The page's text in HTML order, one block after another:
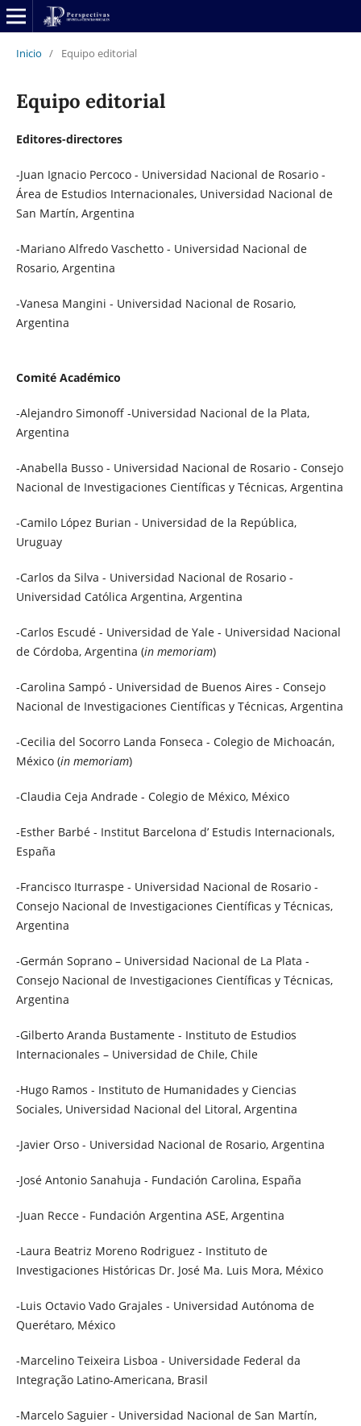
Inicio / Equipo editorial
Equipo editorial
Editores-directores
-Juan Ignacio Percoco - Universidad Nacional de Rosario -
Área de Estudios Internacionales, Universidad Nacional de
San Martín, Argentina
-Mariano Alfredo Vaschetto - Universidad Nacional de
Rosario, Argentina
-Vanesa Mangini - Universidad Nacional de Rosario,
Argentina
Comité Académico
-Alejandro Simonoff -Universidad Nacional de la Plata,
Argentina
​-Anabella Busso - Universidad Nacional de Rosario - Consejo
Nacional de Investigaciones Científicas y Técnicas, Argentina
-Camilo López Burian - Universidad de la República,
Uruguay
-Carlos da Silva - Universidad Nacional de Rosario -
Universidad Católica Argentina, Argentina
-Carlos Escudé - Universidad de Yale - Universidad Nacional
de Córdoba, Argentina (in memoriam)
-Carolina Sampó - Universidad de Buenos Aires - Consejo
Nacional de Investigaciones Científicas y Técnicas, Argentina
-Cecilia del Socorro Landa Fonseca - Colegio de Michoacán,
México (in memoriam)
-Claudia Ceja Andrade - Colegio de México, México
-Esther Barbé - Institut Barcelona d’ Estudis Internacionals,
España
-Francisco Iturraspe - Universidad Nacional de Rosario -
Consejo Nacional de Investigaciones Científicas y Técnicas,
Argentina
-Germán Soprano – Universidad Nacional de La Plata -
Consejo Nacional de Investigaciones Científicas y Técnicas,
Argentina
-Gilberto Aranda Bustamente - Instituto de Estudios
Internacionales – Universidad de Chile, Chile
-Hugo Ramos - Instituto de Humanidades y Ciencias
Sociales, Universidad Nacional del Litoral, Argentina
-Javier Orso - Universidad Nacional de Rosario, Argentina
-José Antonio Sanahuja - Fundación Carolina, España
-Juan Recce - Fundación Argentina ASE, Argentina
-Laura Beatriz Moreno Rodriguez - Instituto de
Investigaciones Históricas Dr. José Ma. Luis Mora, México
-Luis Octavio Vado Grajales - Universidad Autónoma de
Querétaro, México
-Marcelino Teixeira Lisboa - Universidade Federal da
Integração Latino-Americana, Brasil
-Marcelo Saguier - Universidad Nacional de San Martín,